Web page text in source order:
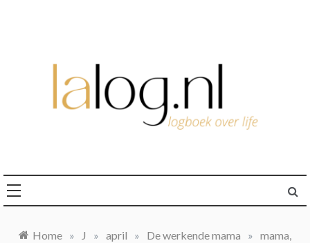
Home » J » april » De werkende mama » mama,